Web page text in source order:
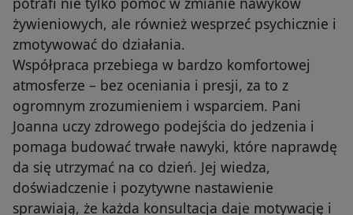
żywieniowych, ale również wesprzeć psychicznie i
zmotywować do działania.
Współpraca przebiega w bardzo komfortowej
atmosferze – bez oceniania i presji, za to z
ogromnym zrozumieniem i wsparciem. Pani
Joanna uczy zdrowego podejścia do jedzenia i
pomaga budować trwałe nawyki, które naprawdę
da się utrzymać na co dzień. Jej wiedza,
doświadczenie i pozytywne nastawienie
sprawiają, że każda konsultacja daje motywację i